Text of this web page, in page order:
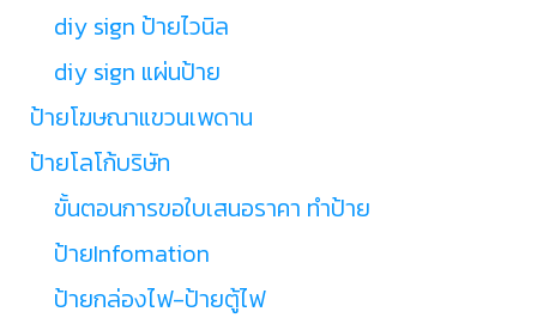
diy sign ป้ายไวนิล
diy sign แผ่นป้าย
ป้ายโฆษณาแขวนเพดาน
ป้ายโลโก้บริษัท
ขั้นตอนการขอใบเสนอราคา ทำป้าย
ป้ายInfomation
ป้ายกล่องไฟ-ป้ายตู้ไฟ